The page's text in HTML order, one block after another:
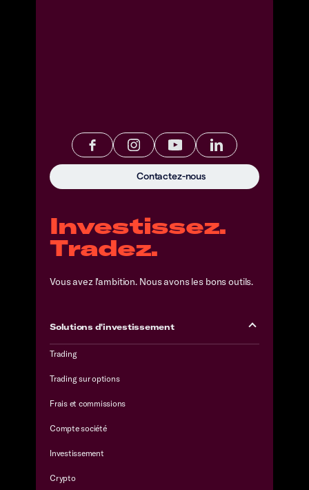
Investissez.
Tradez.
Vous avez l'ambition. Nous avons les bons outils.
Solutions d'investissement
Trading
Trading sur options
Frais et commissions
Compte société
Investissement
Crypto